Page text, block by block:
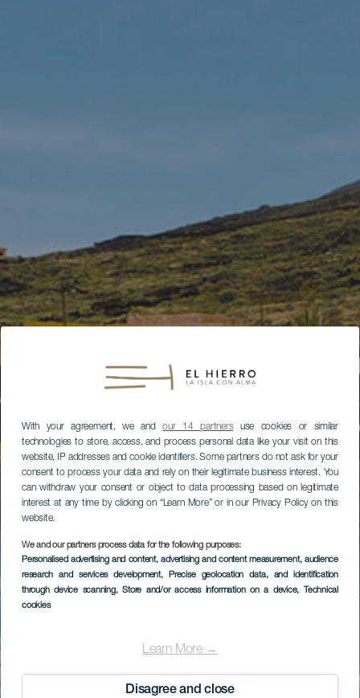
With your agreement, we andour 14 partnersuse cookies or similar
technologies to store, access, and process personal data like your visit on this
website, IP addresses and cookie identifiers. Some partners do not ask for your
consent to process your data and rely on their legitimate business interest. You
can withdraw your consent or object to data processing based on legitimate
interest at any time by clicking on “Learn More” or in our Privacy Policy on this
website.
We and our partners process data for the following purposes:
Personalised advertising and content, advertising and content measurement, audience
research and services development, Precise geolocation data, and identification
through device scanning, Store and/or access information on a device, Technical
cookies
Learn More →
Disagree and close